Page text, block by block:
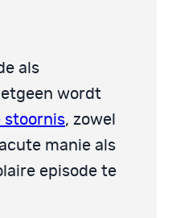
als
wordt
stoornis, zowel
manie als
episode te